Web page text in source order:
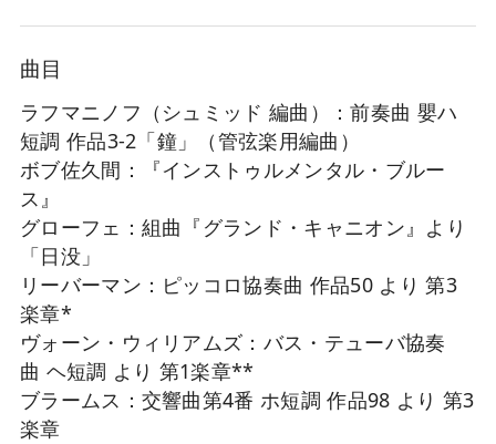
曲目
ラフマニノフ（シュミッド 編曲）：前奏曲 嬰ハ
短調 作品3-2「鐘」（管弦楽用編曲）
ボブ佐久間：『インストゥルメンタル・ブルー
ス』
グローフェ：組曲『グランド・キャニオン』より
「日没」
リーバーマン：ピッコロ協奏曲 作品50 より 第3
楽章*
ヴォーン・ウィリアムズ：バス・テューバ協奏
曲 ヘ短調 より 第1楽章**
ブラームス：交響曲第4番 ホ短調 作品98 より 第3
楽章